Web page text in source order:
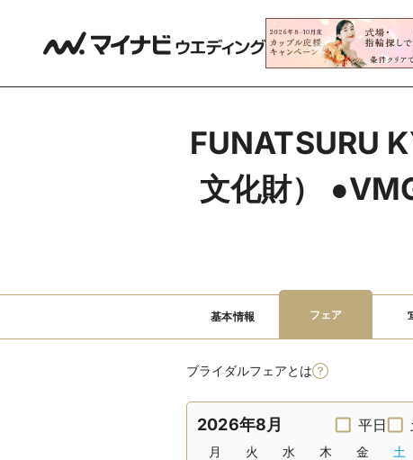
FUNATSURU
文化財）
基本情報 フェア
ブライダルフェアとは
2026年8月 平日
月 火 水 木 金 土